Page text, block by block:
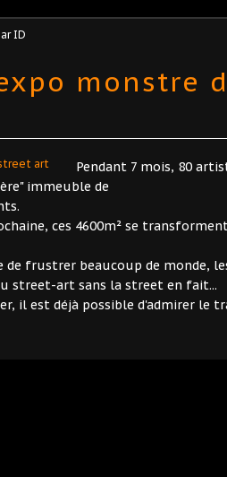
ID
monstre
Pendant 7 mois, 80
immeuble de
ces 4600m² se
de frustrer beaucoup de monde,
street-art sans la street en fait...
il est déjà possible d'admirer le